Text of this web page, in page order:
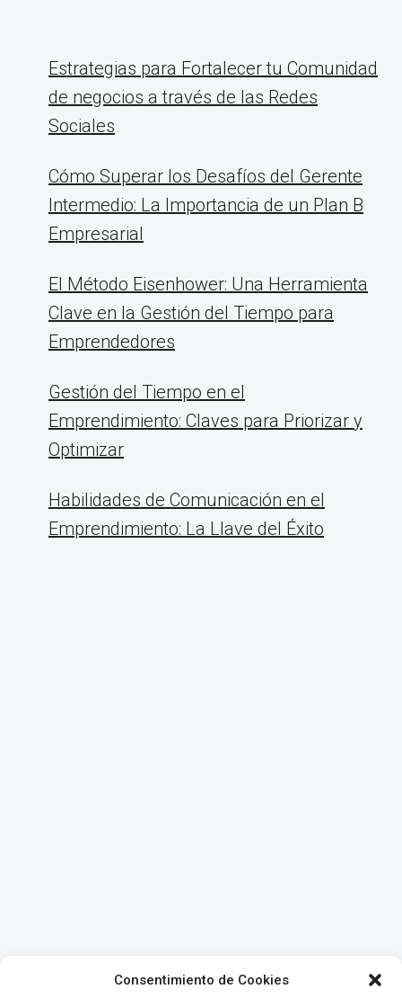
Consentimiento de Cookies
Estrategias para Fortalecer tu Comunidad
de negocios a través de las Redes
Sociales
Cómo Superar los Desafíos del Gerente
Intermedio: La Importancia de un Plan B
Empresarial
El Método Eisenhower: Una Herramienta
Clave en la Gestión del Tiempo para
Emprendedores
Gestión del Tiempo en el
Emprendimiento: Claves para Priorizar y
Optimizar
Habilidades de Comunicación en el
Emprendimiento: La Llave del Éxito